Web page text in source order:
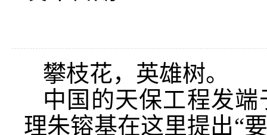
攀枝花，英雄树。
中国的天保工程发
理朱镕基在这里提出“